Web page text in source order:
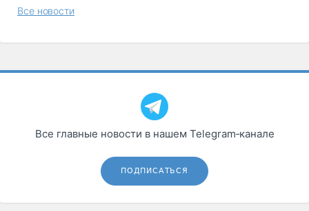
Все новости
Все главные новости в нашем Telegram‑канале
ПОДПИСАТЬСЯ